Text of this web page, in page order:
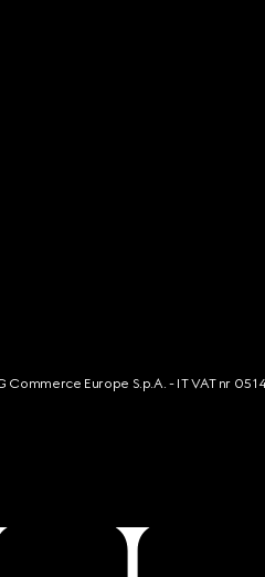
Europe S.p.A. - IT VAT nr